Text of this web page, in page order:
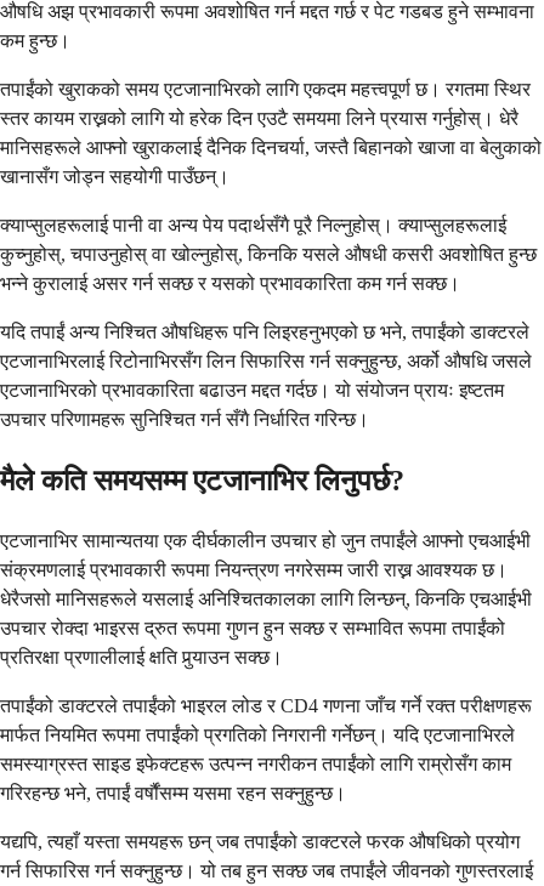
औषधि अझ प्रभावकारी रूपमा अवशोषित गर्न मद्दत गर्छ र पेट गडबड हुने सम्भावना
कम हुन्छ।
तपाईंको खुराकको समय एटजानाभिरको लागि एकदम महत्त्वपूर्ण छ। रगतमा स्थिर
स्तर कायम राख्नको लागि यो हरेक दिन एउटै समयमा लिने प्रयास गर्नुहोस्। धेरै
मानिसहरूले आफ्नो खुराकलाई दैनिक दिनचर्या, जस्तै बिहानको खाजा वा बेलुकाको
खानासँग जोड्न सहयोगी पाउँछन्।
क्याप्सुलहरूलाई पानी वा अन्य पेय पदार्थसँगै पूरै निल्नुहोस्। क्याप्सुलहरूलाई
कुच्नुहोस्, चपाउनुहोस् वा खोल्नुहोस्, किनकि यसले औषधी कसरी अवशोषित हुन्छ
भन्ने कुरालाई असर गर्न सक्छ र यसको प्रभावकारिता कम गर्न सक्छ।
यदि तपाईं अन्य निश्चित औषधिहरू पनि लिइरहनुभएको छ भने, तपाईंको डाक्टरले
एटजानाभिरलाई रिटोनाभिरसँग लिन सिफारिस गर्न सक्नुहुन्छ, अर्को औषधि जसले
एटजानाभिरको प्रभावकारिता बढाउन मद्दत गर्दछ। यो संयोजन प्रायः इष्टतम
उपचार परिणामहरू सुनिश्चित गर्न सँगै निर्धारित गरिन्छ।
मैले कति समयसम्म एटजानाभिर लिनुपर्छ?
एटजानाभिर सामान्यतया एक दीर्घकालीन उपचार हो जुन तपाईंले आफ्नो एचआईभी
संक्रमणलाई प्रभावकारी रूपमा नियन्त्रण नगरेसम्म जारी राख्न आवश्यक छ।
धेरैजसो मानिसहरूले यसलाई अनिश्चितकालका लागि लिन्छन्, किनकि एचआईभी
उपचार रोक्दा भाइरस द्रुत रूपमा गुणन हुन सक्छ र सम्भावित रूपमा तपाईंको
प्रतिरक्षा प्रणालीलाई क्षति पुर्‍याउन सक्छ।
तपाईंको डाक्टरले तपाईंको भाइरल लोड र CD4 गणना जाँच गर्ने रक्त परीक्षणहरू
मार्फत नियमित रूपमा तपाईंको प्रगतिको निगरानी गर्नेछन्। यदि एटजानाभिरले
समस्याग्रस्त साइड इफेक्टहरू उत्पन्न नगरीकन तपाईंको लागि राम्रोसँग काम
गरिरहन्छ भने, तपाईं वर्षौंसम्म यसमा रहन सक्नुहुन्छ।
यद्यपि, त्यहाँ यस्ता समयहरू छन् जब तपाईंको डाक्टरले फरक औषधिको प्रयोग
गर्न सिफारिस गर्न सक्नुहुन्छ। यो तब हुन सक्छ जब तपाईंले जीवनको गुणस्तरलाई